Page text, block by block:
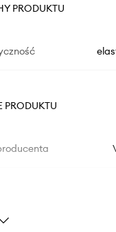
PRODUKTU
PRODUKTU